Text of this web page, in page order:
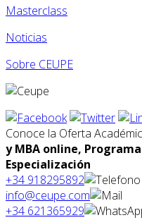
Masterclass
Noticias
Sobre CEUPE
Conoce la Oferta
y MBA online,
Especialización
+34 918295892
info@ceupe.com
+34 621365929